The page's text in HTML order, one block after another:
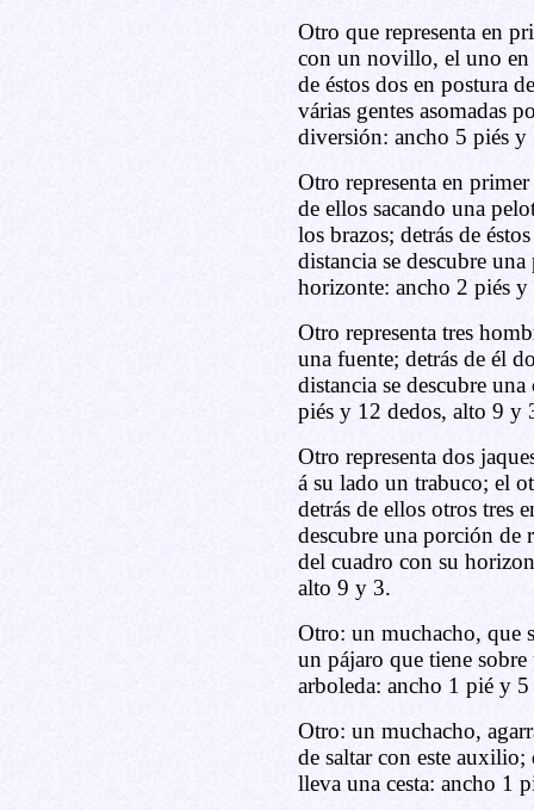
Otro que representa en
con un novillo, el uno en
de éstos dos en postura
várias gentes asomadas
diversión: ancho 5 piés
Otro representa en
de ellos sacando una
los brazos; detrás de
distancia se descubre
horizonte: ancho 2 piés
Otro representa tres
una fuente; detrás de él
distancia se descubre
piés y 12 dedos, alto 9 y
Otro representa dos
á su lado un trabuco; el
detrás de ellos otros tres
descubre una porción de
del cuadro con su
alto 9 y 3.
Otro: un muchacho, que
un pájaro que tiene
arboleda: ancho 1 pié y
Otro: un muchacho,
de saltar con este auxilio;
lleva una cesta: ancho 1